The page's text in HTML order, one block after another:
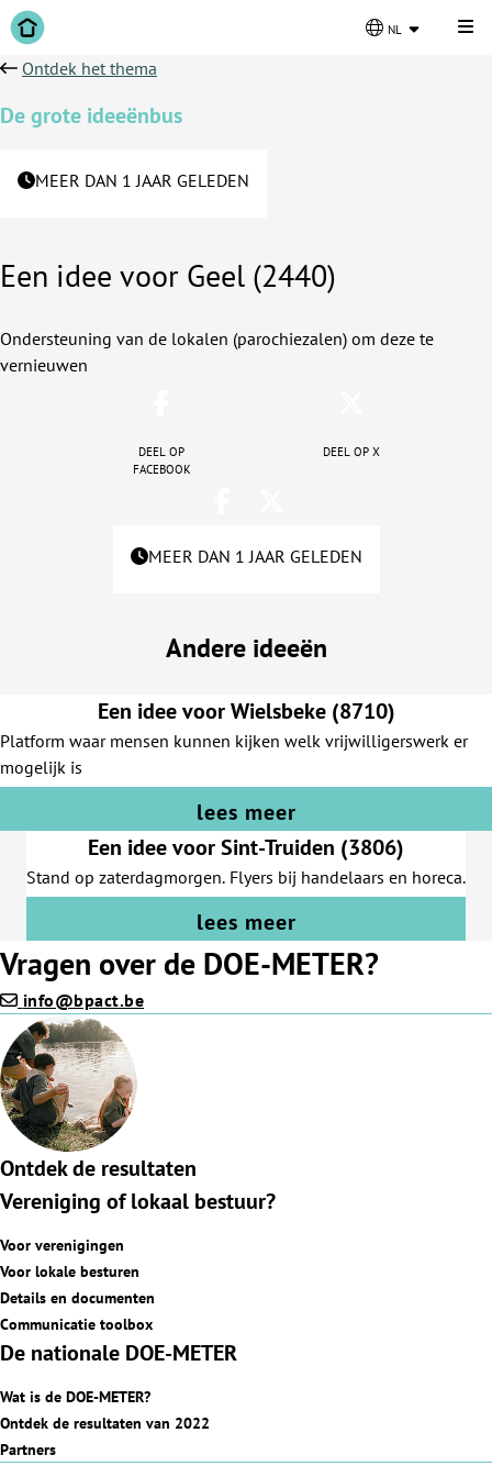
nl
Ontdek het thema
De grote ideeënbus
MEER DAN 1 JAAR GELEDEN
Een idee voor Geel (2440)
Ondersteuning van de lokalen (parochiezalen) om deze te
vernieuwen
Deel op
facebook
Deel op X
MEER DAN 1 JAAR GELEDEN
Andere ideeën
Een idee voor Wielsbeke (8710)
Platform waar mensen kunnen kijken welk vrijwilligerswerk er
mogelijk is
lees meer
Een idee voor Sint-Truiden (3806)
Stand op zaterdagmorgen. Flyers bij handelaars en horeca.
lees meer
Vragen over de DOE-METER?
info@bpact.be
Ontdek de resultaten
Vereniging of lokaal bestuur?
Voor verenigingen
Voor lokale besturen
Details en documenten
Communicatie toolbox
De nationale DOE-METER
Wat is de DOE-METER?
Ontdek de resultaten van 2022
Partners